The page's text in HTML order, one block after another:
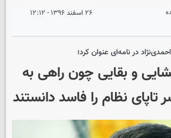
۲۶ اسفند ۱۳۹۶ - ۱۲:۱۲
در نامه‌ای عنوان کرد؛
و بقایی چون راهی به
تاپای نظام را فاسد دانستند